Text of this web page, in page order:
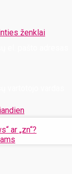
ženklai
ar „zn“?